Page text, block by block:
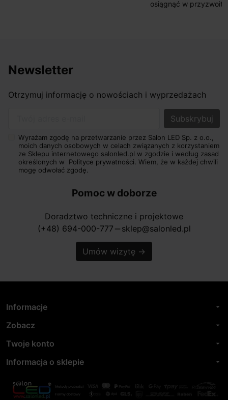
Newsletter
Otrzymuj informację o nowościach i wyprzedażach
Wyrażam zgodę na przetwarzanie przez Salon LED Sp. z o.o.,
moich danych osobowych w celach związanych z korzystaniem
ze Sklepu internetowego salonled.pl w zgodzie i według zasad
określonych w Polityce prywatności. Wiem, że w każdej chwili
mogę odwołać zgodę.
Pomoc w doborze
Doradztwo techniczne i projektowe
(+48) 694-000-777 horizontal_rule sklep@salonled.pl
Umów wizytę →
Informacje arrow_drop_down
Zobacz arrow_drop_down
Twoje konto arrow_drop_down
Informacja o sklepie arrow_drop_down